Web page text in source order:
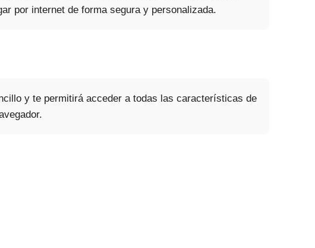
por internet de forma segura y personalizada.
y te permitirá acceder a todas las características de